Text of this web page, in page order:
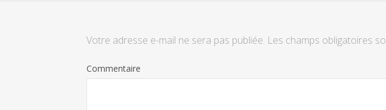
Votre adresse e-mail ne sera pas publiée. Les champs obligatoires
Commentaire